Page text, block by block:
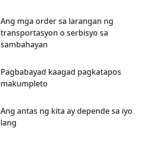
Ang mga order sa larangan ng
transportasyon o serbisyo sa
sambahayan
Pagbabayad kaagad pagkatapos
makumpleto
Ang antas ng kita ay depende sa iyo
lang